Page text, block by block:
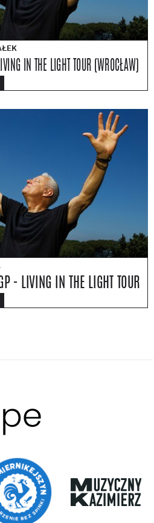
IN THE LIGHT TOUR (WROCŁAW)
- LIVING IN THE LIGHT TOUR